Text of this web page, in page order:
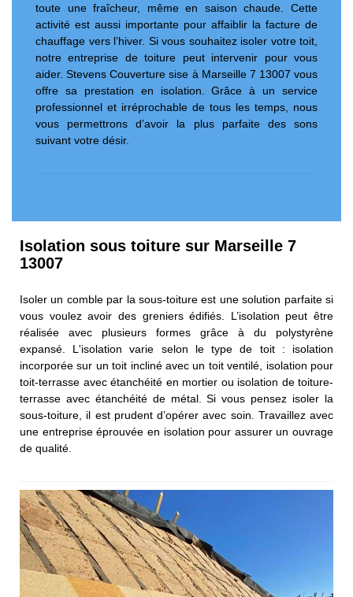
toute une fraîcheur, même en saison chaude. Cette
activité est aussi importante pour affaiblir la facture de
chauffage vers l’hiver. Si vous souhaitez isoler votre toit,
notre entreprise de toiture peut intervenir pour vous
aider. Stevens Couverture sise à Marseille 7 13007 vous
offre sa prestation en isolation. Grâce à un service
professionnel et irréprochable de tous les temps, nous
vous permettrons d’avoir la plus parfaite des sons
suivant votre désir.
Isolation sous toiture sur Marseille 7
13007
Isoler un comble par la sous-toiture est une solution parfaite si
vous voulez avoir des greniers édifiés. L’isolation peut être
réalisée avec plusieurs formes grâce à du polystyrène
expansé. L'isolation varie selon le type de toit : isolation
incorporée sur un toit incliné avec un toit ventilé, isolation pour
toit-terrasse avec étanchéité en mortier ou isolation de toiture-
terrasse avec étanchéité de métal. Si vous pensez isoler la
sous-toiture, il est prudent d’opérer avec soin. Travaillez avec
une entreprise éprouvée en isolation pour assurer un ouvrage
de qualité.